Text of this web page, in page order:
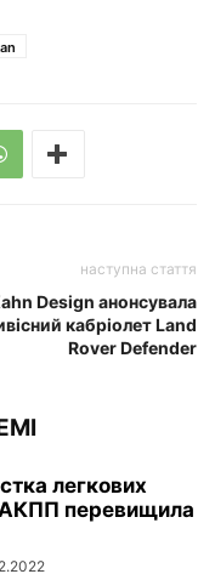
наступна стаття
Design анонсувала
кабріолет Land
Rover Defender
легкових
АКПП перевищила